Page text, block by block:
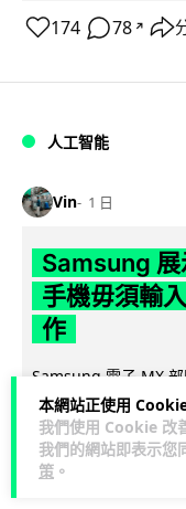
本網站正使用
我們使用 Cookie 改
我們的網站即表示您
策 。
174 78 ↗
人工智能
Vin 1 日
Samsung
手機毋須輸
作
Samsung 電子 MX
表示，品牌正推動
文
29